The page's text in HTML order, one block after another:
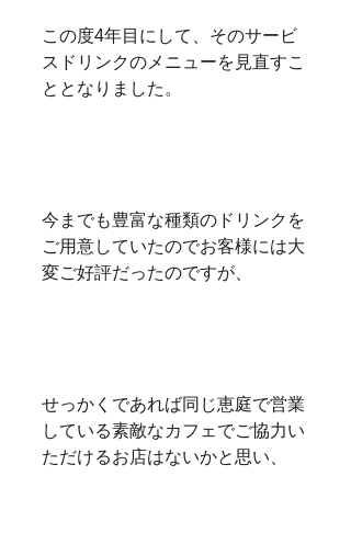
この度4年目にして、そのサービ
スドリンクのメニューを見直すこ
ととなりました。
今までも豊富な種類のドリンクを
ご用意していたのでお客様には大
変ご好評だったのですが、
せっかくであれば同じ恵庭で営業
している素敵なカフェでご協力い
ただけるお店はないかと思い、